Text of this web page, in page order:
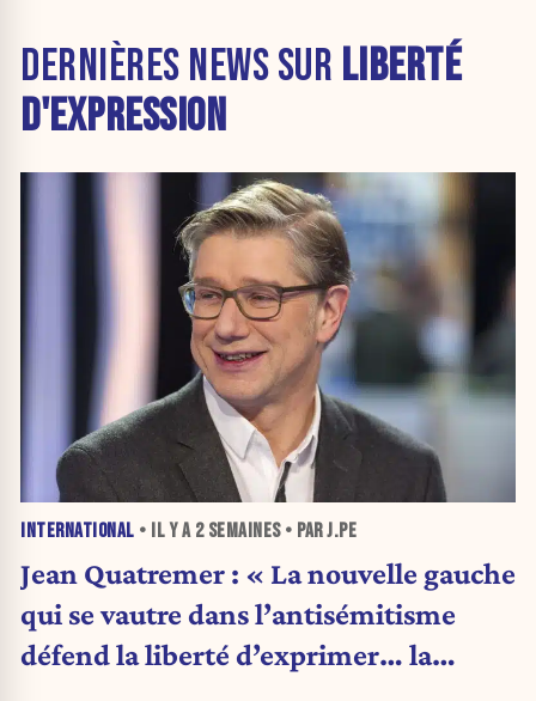
DERNIÈRES NEWS SUR LIBERTÉ
D'EXPRESSION
INTERNATIONAL • IL Y A 2 SEMAINES• PAR J.PE
Jean Quatremer : « La nouvelle gauche
qui se vautre dans l’antisémitisme
défend la liberté d’exprimer… la